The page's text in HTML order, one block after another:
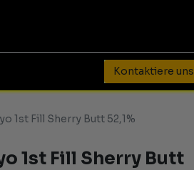
Kontaktiere uns
1st Fill Sherry Butt 52,1%
1st Fill Sherry Butt